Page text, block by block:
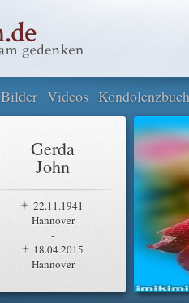
Bilder Videos Kondolenzbuch
Gerda
John
22.11.1941
Hannover
-
18.04.2015
Hannover